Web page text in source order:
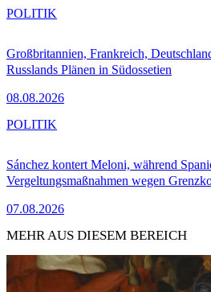
Großbritannien, Frankreich,
Russlands Plänen in Südossetien
08.08.2026
POLITIK
Sánchez kontert Meloni, während
Vergeltungsmaßnahmen wegen
07.08.2026
POLITIK
MEHR AUS DIESEM BEREICH